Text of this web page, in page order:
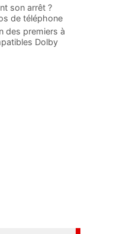
son arrêt ?
de téléphone
des premiers à
Dolby